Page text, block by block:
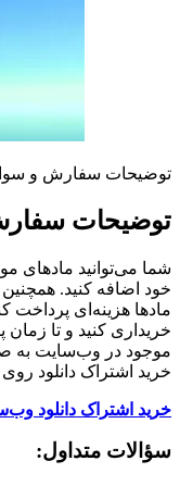
توضیحات سفارش و
توضیحات
شما می‌توانید مادهای
خود اضافه کنید.
مادها هزینه‌ای پرداخت
خریداری کنید و تا زمان
موجود در وب‌سایت به
خرید اشتراک دانلود
خرید اشتراک دانلود
سؤالات متداول: